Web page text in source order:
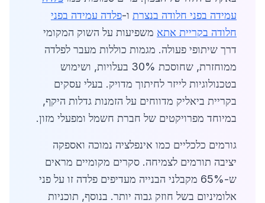
עמידה בפני חלודה בנצרת ו-פלדה עמידה בפני
חלודה בקריית אתא משפיעות על השוק המקומי
דרך שיתופי פעולה. מגמות כוללות מעבר לפלדה
ממוחזרת, שחוסכת 30% בעלויות, ושימוש
בטכנולוגיות לייזר לחיתוך מדויק. בעלי עסקים
בקריית ביאליק מדווחים על הזמנות גדלות היקף,
במיוחד מפרויקטים של חברת חשמל ומפעלי מזון.
גורמים כלכליים כמו אינפלציה נמוכה ואספקה
יציבה תורמים לצמיחה. סקרים מקומיים מראים
ש-65% מקבלני הבנייה מעדיפים פלדה זו על פני
אלומיניום בשל חוזק גבוה יותר. בנוסף, תוכניות